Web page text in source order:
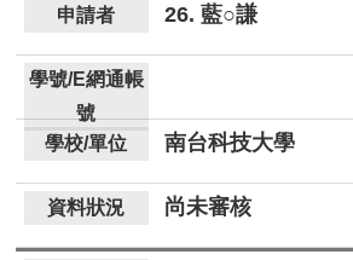
26. 藍○謙
南台科技大學
尚未審核